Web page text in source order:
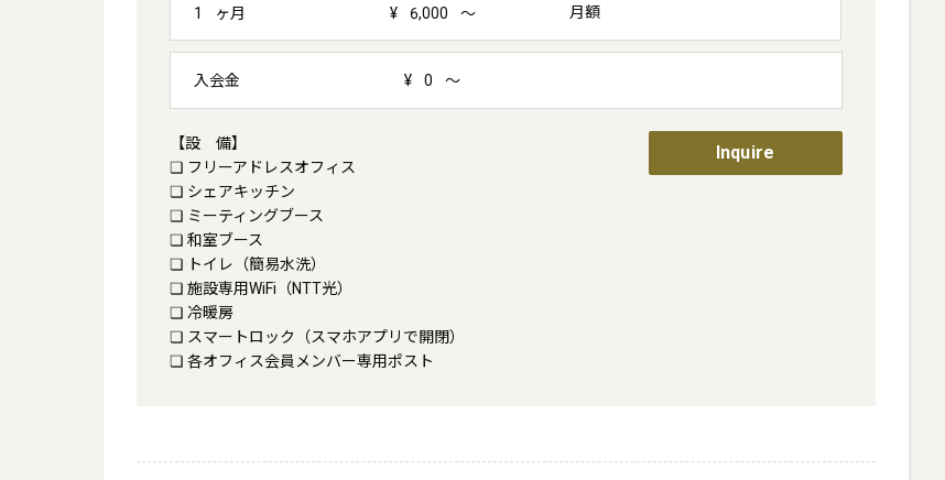
1 ヶ月 ¥ 6,000 ～ 月額
入会金 ¥ 0 ～
【設　備】
❏ フリーアドレスオフィス
❏ シェアキッチン
❏ ミーティングブース
❏ 和室ブース
❏ トイレ（簡易水洗）
❏ 施設専用WiFi（NTT光）
❏ 冷暖房
❏ スマートロック（スマホアプリで開閉）
❏ 各オフィス会員メンバー専用ポスト
Inquire